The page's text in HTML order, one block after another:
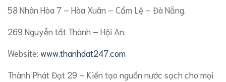
58 Nhân Hòa 7 – Hòa Xuân – Cẩm Lệ – Đà Nẵng.
269 Nguyễn tất Thành – Hội An.
​Website: www.thanhdat247.com
​Thành Phát Đạt 29 – Kiến tạo nguồn nước sạch cho mọi